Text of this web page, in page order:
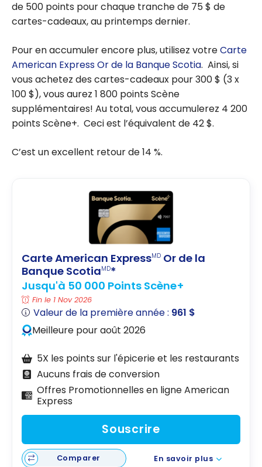
de 500 points pour chaque tranche de 75 $ de
cartes-cadeaux, au printemps dernier.
Pour en accumuler encore plus, utilisez votreCarte
American Express Or de la Banque Scotia. Ainsi, si
vous achetez des cartes-cadeaux pour 300 $ (3 x
100 $), vous aurez 1 800 points Scène
supplémentaires! Au total, vous accumulerez 4 200
points Scène+. Ceci est l’équivalent de 42 $.
C’est un excellent retour de 14 %.
Carte American ExpressMD Or de la
Banque ScotiaMD*
Jusqu'à 50 000 Points Scène+
Fin le 1 Nov 2026
Valeur de la première année : 961 $
Meilleure pour août 2026
5X les points sur l'épicerie et les restaurants
Aucuns frais de conversion
Offres Promotionnelles en ligne American
Express
Souscrire
Comparer En savoir plus